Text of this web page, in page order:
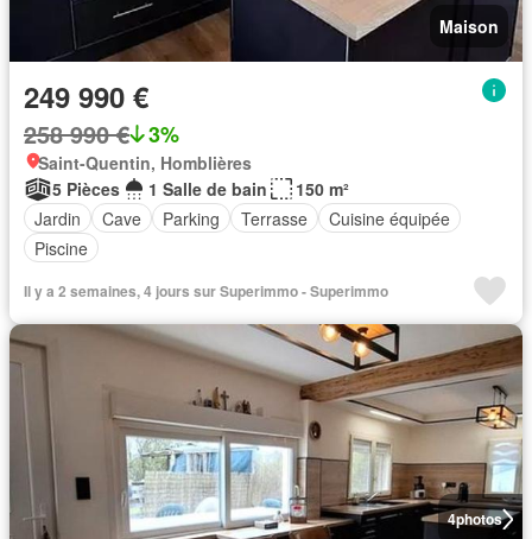
Maison
249 990 €
258 990 € 3%
Saint-Quentin, Homblières
5 Pièces
1 Salle de bain
150 m²
Jardin
Cave Parking Terrasse
Cuisine équipée
Piscine
Il y a 2 semaines, 4 jours sur Superimmo - Superimmo
4photos